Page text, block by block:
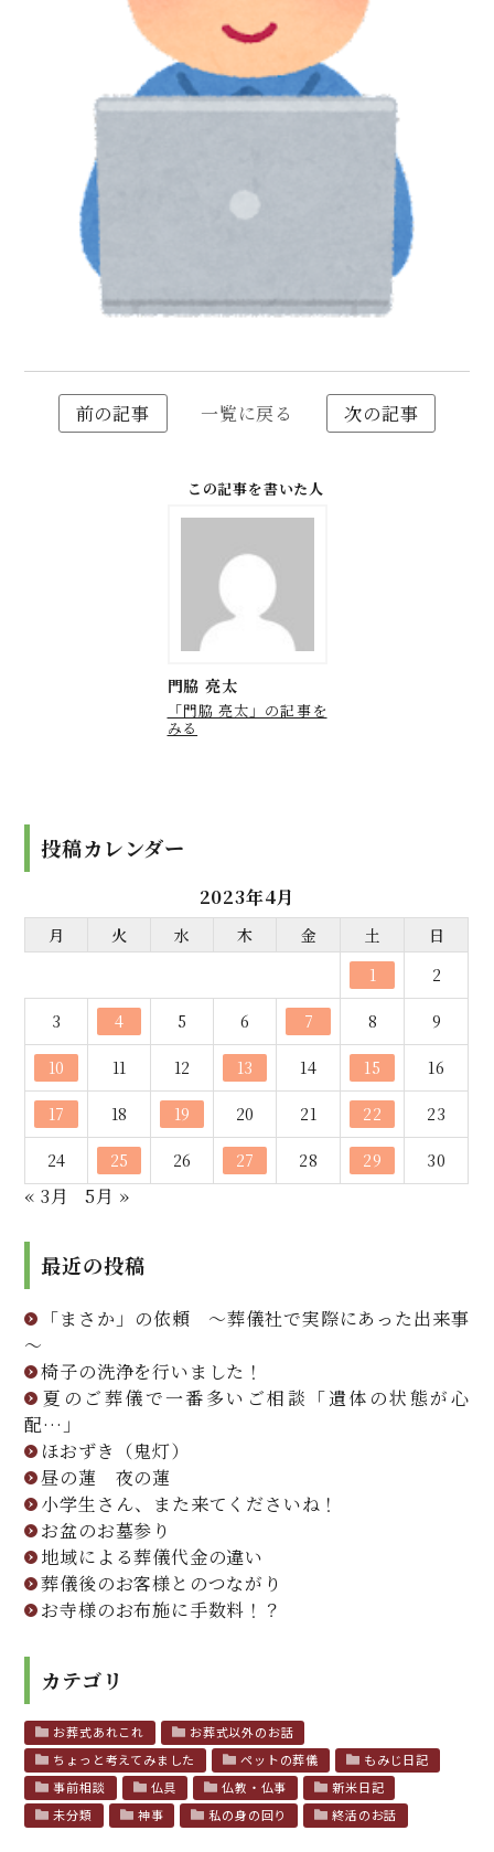
前の記事 一覧に戻る 次の記事
この記事を書いた人
門脇 亮太
「門脇 亮太」の記事を
みる
投稿カレンダー
2023年4月
月 火 水 木 金 土
日
1
2
3 4 5 6 7 8 9
10 11 12 13 14 15 16
17 18 19 20 21 22 23
24 25 26 27 28 29 30
« 3月 5月 »
最近の投稿
「まさか」の依頼 ～葬儀社で実際にあった出来事
～
椅子の洗浄を行いました！
夏のご葬儀で一番多いご相談「遺体の状態が心
配…」
ほおずき（鬼灯）
昼の蓮 夜の蓮
小学生さん、また来てくださいね！
お盆のお墓参り
地域による葬儀代金の違い
葬儀後のお客様とのつながり
お寺様のお布施に手数料！？
カテゴリ
お葬式あれこれ
お葬式以外のお話
ちょっと考えてみました
ペットの葬儀
もみじ日記
事前相談
仏具 仏教・仏事
新米日記
未分類
神事 私の身の回り 終活のお話